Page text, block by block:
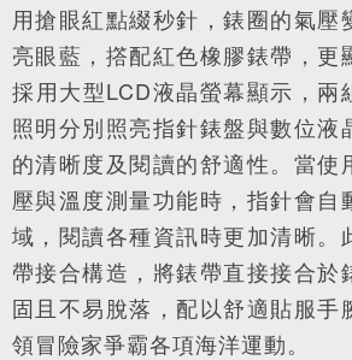
用搶眼紅點綴秒針，錶圈的氣壓
亮眼藍，撘配紅色橡膠錶帶，更
採用大型LCD液晶螢幕顯示，兩
照明分別照亮指針錶盤與數位液
的清晰度及閱讀的舒適性。當使
壓與溫度測量功能時，指針會自
域，閱讀各種資訊時更加清晰。
帶接合構造，將錶帶直接接合於
固且不易脫落，配以舒適貼服手
領冒險家爭霸各項海洋運動。